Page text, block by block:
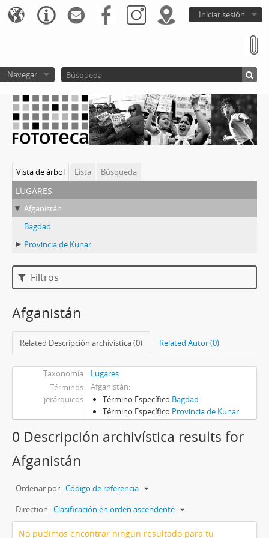
Iniciar sesión
Navegar
Vista de árbol Lista Búsqueda
lugares
Afganistán
Bagdad
Provincia de Kunar
Filtros
Afganistán
Related Descripción archivística (0) Related Autor (0)
Taxonomía
Lugares
Términos
jerárquicos
Afganistán
Término Específico Bagdad
Término Específico Provincia de Kunar
0 Descripción archivística results for
Afganistán
Ordenar por: Código de referencia
Direction: Clasificación en orden ascendente
No pudimos encontrar ningún resultado para tu